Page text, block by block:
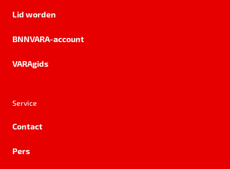
Lid worden
BNNVARA-account
VARAgids
Service
Contact
Pers